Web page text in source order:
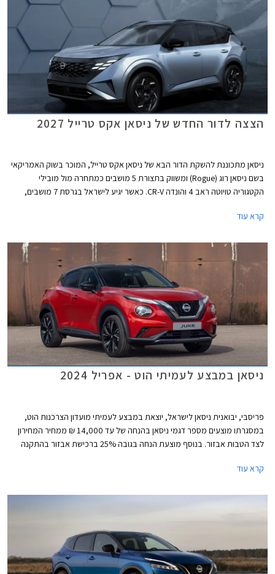
הצצה לדור החדש של ניסאן אקס טרייל 2027
ניסאן מתכוננת להשקת הדור הבא של ניסאן אקס טרייל, המוכר בשוק האמריקאי
בשם ניסאן רוג (Rogue) ומשווק בתצורת 5 מושבים כמתחרה מול מובילי
הקטגוריה טויוטה ראב 4 והונדה CR-V. כאשר יגיע לישראל בגרסת 7 מושבים,
8 וצ'רי טיגו 8 פרו.
קרא עוד
ניסאן במבצע לעמיתי הוט - אפריל 2024
פריסבי, יבואנית ניסאן לישראל, יוצאת במבצע לעמיתי מועדון הצרכנות הוט,
במסגרתו מוצעים מספר דגמי ניסאן בהנחה של עד 14,000 ₪ ממחיר המחירון
לצד הטבות אבזור. בנוסף מוצעת הנחה בגובה 25% ברכישת אבזור בהתקנה
של ניסאן בישראל.
קרא עוד